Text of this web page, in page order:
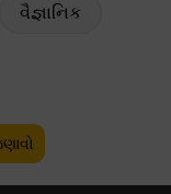
વૈજ્ઞાનિક